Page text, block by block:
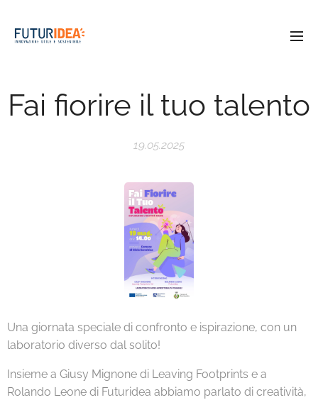
Fai fiorire il tuo talento
19.05.2025
Una giornata speciale di confronto e ispirazione, con un
laboratorio diverso dal solito!
Insieme a Giusy Mignone di Leaving Footprints e a
Rolando Leone di Futuridea abbiamo parlato di creatività,